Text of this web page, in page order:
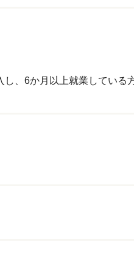
、6か月以上就業している